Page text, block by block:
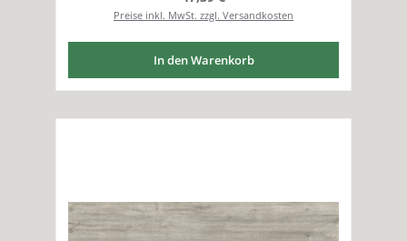
Preise inkl. MwSt. zzgl. Versandkosten
In den Warenkorb